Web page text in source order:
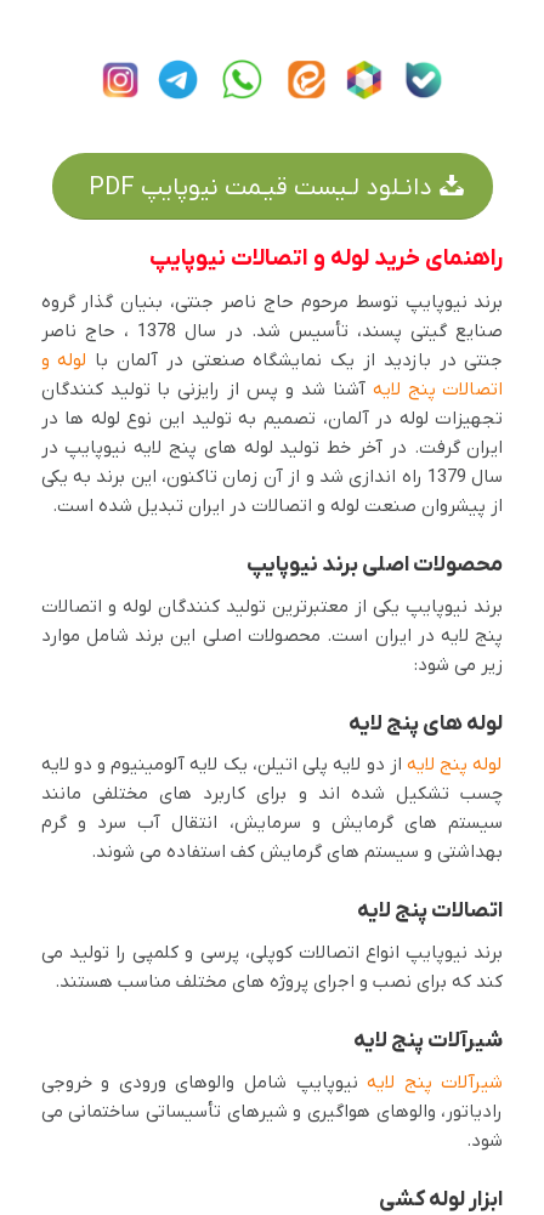
دانـلود لـیست قیـمت نیوپایپ PDF
راهنمای خرید لوله و اتصالات نیوپایپ
برند نیوپایپ توسط مرحوم حاج ناصر جنتی، بنیان گذار گروه
صنایع گیتی پسند، تأسیس شد. در سال 1378 ، حاج ناصر
جنتی در بازدید از یک نمایشگاه صنعتی در آلمان با لوله و
اتصالات پنج لایه آشنا شد و پس از رایزنی با تولید کنندگان
تجهیزات لوله در آلمان، تصمیم به تولید این نوع لوله ها در
ایران گرفت. در آخر خط تولید لوله های پنج لایه نیوپایپ در
سال 1379 راه اندازی شد و از آن زمان تاکنون، این برند به یکی
از پیشروان صنعت لوله و اتصالات در ایران تبدیل شده است.
محصولات اصلی برند نیوپایپ
برند نیوپایپ یکی از معتبرترین تولید کنندگان لوله و اتصالات
پنج لایه در ایران است. محصولات اصلی این برند شامل موارد
زیر می شود:
لوله های پنج لایه
لوله پنج لایه از دو لایه پلی اتیلن، یک لایه آلومینیوم و دو لایه
چسب تشکیل شده اند و برای کاربرد های مختلفی مانند
سیستم های گرمایش و سرمایش، انتقال آب سرد و گرم
بهداشتی و سیستم های گرمایش کف استفاده می شوند.
اتصالات پنج لایه
برند نیوپایپ انواع اتصالات کوپلی، پرسی و کلمپی را تولید می
کند که برای نصب و اجرای پروژه های مختلف مناسب هستند.
شیرآلات پنج لایه
شیرآلات پنج لایهنیوپایپ شامل والوهای ورودی و خروجی
رادیاتور، والوهای هواگیری و شیرهای تأسیساتی ساختمانی می
شود.
ابزار لوله کشی